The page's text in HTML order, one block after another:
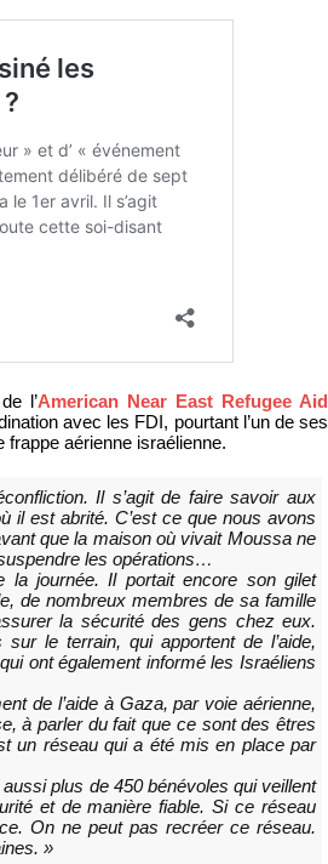
l’American Near East Refugee Aid
avec les FDI, pourtant l’un de ses
aérienne israélienne.
Il s’agit de faire savoir aux
il est abrité. C’est ce que nous avons
que la maison où vivait Moussa ne
les opérations…
la journée. Il portait encore son gilet
de nombreux membres de sa famille
la sécurité des gens chez eux.
le terrain, qui apportent de l’aide,
ont également informé les Israéliens
de l’aide à Gaza, par voie aérienne,
à parler du fait que ce sont des êtres
un réseau qui a été mis en place par
plus de 450 bénévoles qui veillent
et de manière fiable. Si ce réseau
On ne peut pas recréer ce réseau.
»